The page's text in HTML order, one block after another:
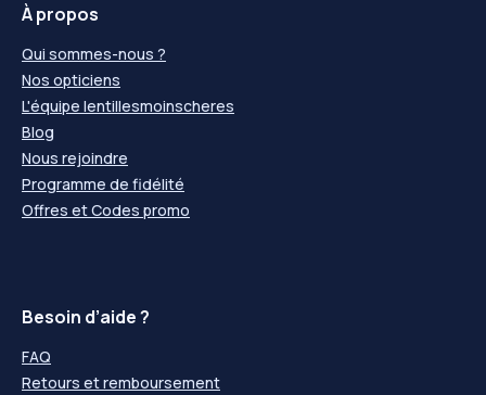
À propos
Qui sommes-nous ?
Nos opticiens
L'équipe lentillesmoinscheres
Blog
Nous rejoindre
Programme de fidélité
Offres et Codes promo
Besoin d’aide ?
FAQ
Retours et remboursement